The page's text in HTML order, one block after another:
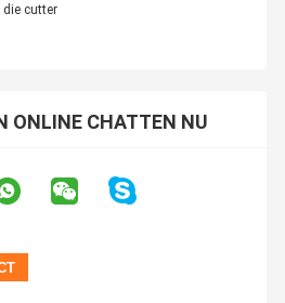
die cutter
ONLINE CHATTEN NU